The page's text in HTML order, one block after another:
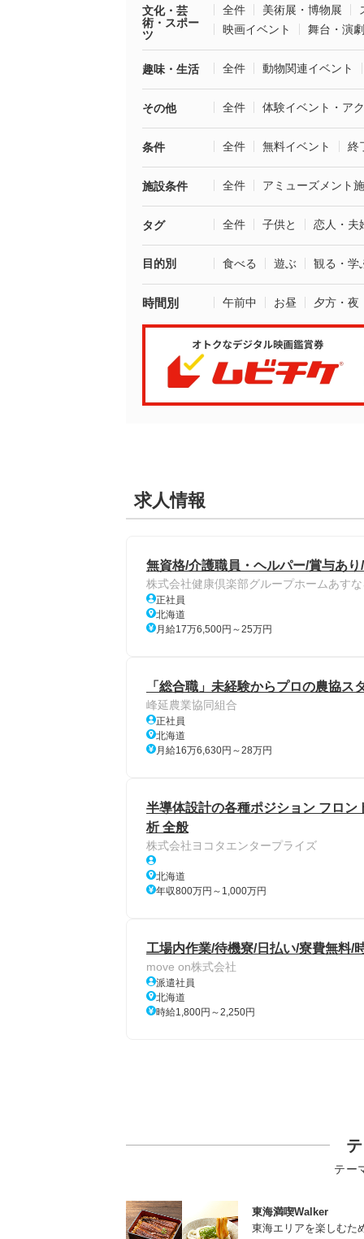
文化・芸
術・スポー
ツ
全件 美術展・博物展
映画イベント
舞台・演劇
趣味・生活 全件 動物関連イベント
その他 全件 体験イベント・ア
条件 全件 無料イベント 終
施設条件 全件 アミューズメント
タグ 全件 子供と 恋人・夫
目的別 食べる 遊ぶ 観る・学
時間別 午前中 お昼 夕方・夜
求人情報
無資格/介護職員・ヘルパー/賞与あ
株式会社健康倶楽部グループホームあす
正社員
北海道
月給17万6,500円～25万円
「総合職」未経験からプロの農協ス
峰延農業協同組合
正社員
北海道
月給16万6,630円～28万円
半導体設計の各種ポジション フロ
析 全般
株式会社ヨコタエンタープライズ
北海道
年収800万円～1,000万円
工場内作業/待機寮/日払い/寮費無料/
move on株式会社
派遣社員
北海道
時給1,800円～2,250円
テー
東海満喫Walker
東海エリアを楽しむた